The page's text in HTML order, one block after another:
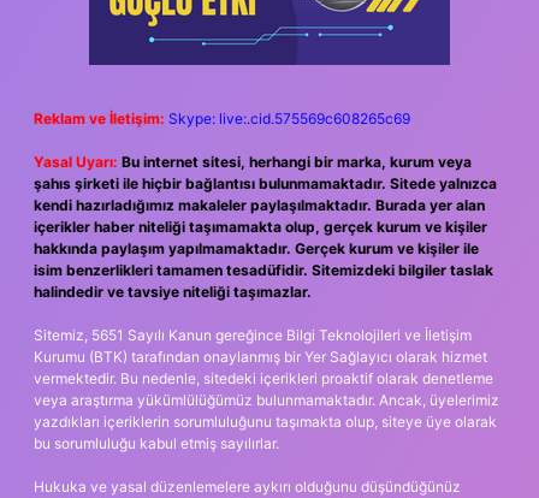
Reklam ve İletişim: Skype: live:.cid.575569c608265c69
Yasal Uyarı: Bu internet sitesi, herhangi bir marka, kurum veya
şahıs şirketi ile hiçbir bağlantısı bulunmamaktadır. Sitede yalnızca
kendi hazırladığımız makaleler paylaşılmaktadır. Burada yer alan
içerikler haber niteliği taşımamakta olup, gerçek kurum ve kişiler
hakkında paylaşım yapılmamaktadır. Gerçek kurum ve kişiler ile
isim benzerlikleri tamamen tesadüfidir. Sitemizdeki bilgiler taslak
halindedir ve tavsiye niteliği taşımazlar.
Sitemiz, 5651 Sayılı Kanun gereğince Bilgi Teknolojileri ve İletişim
Kurumu (BTK) tarafından onaylanmış bir Yer Sağlayıcı olarak hizmet
vermektedir. Bu nedenle, sitedeki içerikleri proaktif olarak denetleme
veya araştırma yükümlülüğümüz bulunmamaktadır. Ancak, üyelerimiz
yazdıkları içeriklerin sorumluluğunu taşımakta olup, siteye üye olarak
bu sorumluluğu kabul etmiş sayılırlar.
Hukuka ve yasal düzenlemelere aykırı olduğunu düşündüğünüz